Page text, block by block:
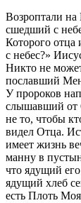
Возроптали на
сшедший с
Которого
с небес?»
Никто не
пославший
У пророков
слышавший от
не то, чтобы
видел Отца.
имеет жизнь
манну в
что ядущий
ядущий хлеб
есть Плоть